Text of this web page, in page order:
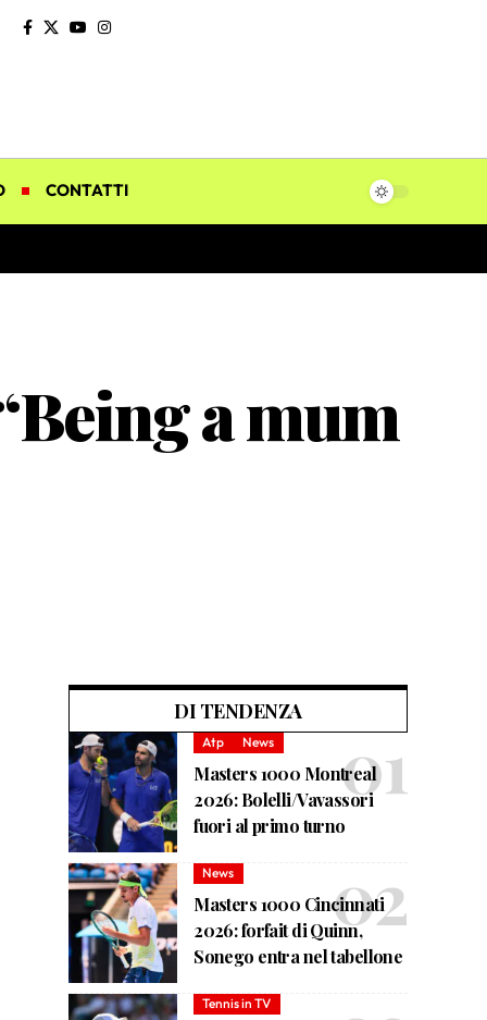
CONTATTI
a mum
DI TENDENZA
Atp News
Masters 1000 Montreal
2026: Bolelli/Vavassori
fuori al primo turno
News
Masters 1000 Cincinnati
2026: forfait di Quinn,
Sonego entra nel tabellone
Tennis in TV